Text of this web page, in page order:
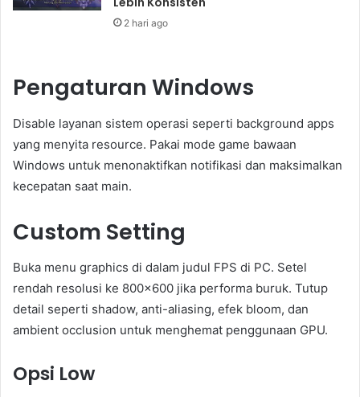
2 hari ago
Pengaturan Windows
Disable layanan sistem operasi seperti background apps
yang menyita resource. Pakai mode game bawaan
Windows untuk menonaktifkan notifikasi dan maksimalkan
kecepatan saat main.
Custom Setting
Buka menu graphics di dalam judul FPS di PC. Setel
rendah resolusi ke 800×600 jika performa buruk. Tutup
detail seperti shadow, anti-aliasing, efek bloom, dan
ambient occlusion untuk menghemat penggunaan GPU.
Opsi Low